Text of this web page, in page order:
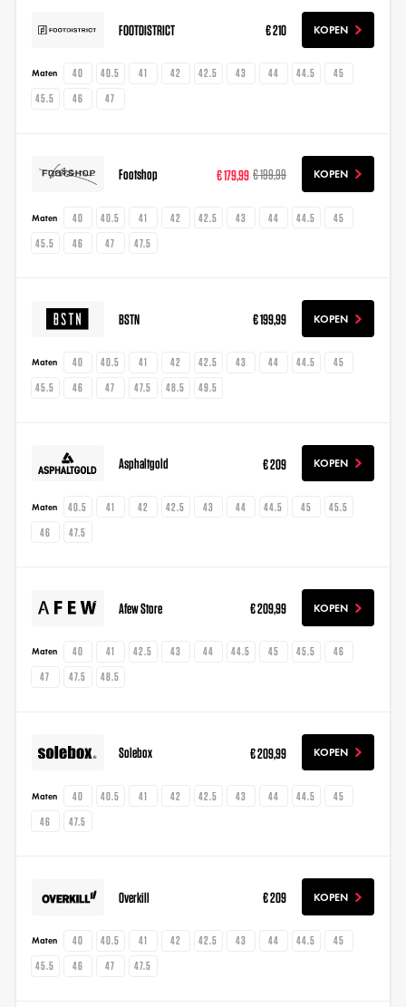
FOOTDISTRICT € 210 KOPEN
Maten 40 40.5 41 42 42.5 43 44 44.5
45
45.5
46 47
Footshop € 179,99 € 199,99 KOPEN
Maten 40 40.5 41 42 42.5 43 44 44.5
45
45.5
46 47 47.5
BSTN € 199,99 KOPEN
Maten 40 40.5 41 42 42.5 43 44 44.5
45
45.5
46 47 47.5 48.5 49.5
Asphaltgold € 209 KOPEN
Maten 40.5 41 42 42.5 43 44 44.5 45
45.5
46
47.5
Afew Store € 209,99 KOPEN
Maten 40 41 42.5 43 44 44.5 45 45.5
46
47
47.5 48.5
Solebox € 209,99 KOPEN
Maten 40 40.5 41 42 42.5 43 44 44.5
45
46
47.5
Overkill € 209 KOPEN
Maten 40 40.5 41 42 42.5 43 44 44.5
45
45.5
46 47 47.5